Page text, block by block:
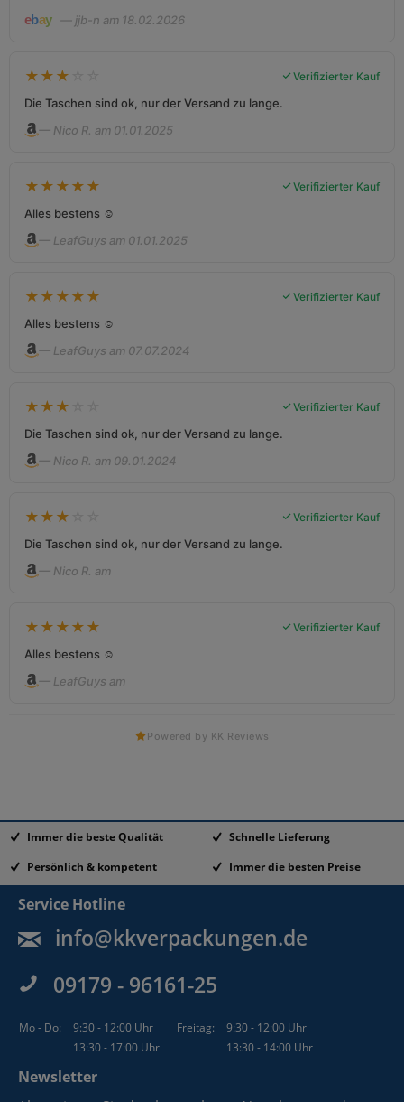
— jjb-n am 18.02.2026
★ ★ ★ Verifizierter Kauf
Die Taschen sind ok, nur der Versand zu lange.
— Nico R. am 01.01.2025
★ ★ ★ ★ ★ Verifizierter Kauf
Alles bestens ☺️
— LeafGuys am 01.01.2025
★ ★ ★ ★ ★ Verifizierter Kauf
Alles bestens ☺️
— LeafGuys am 07.07.2024
★ ★ ★ Verifizierter Kauf
Die Taschen sind ok, nur der Versand zu lange.
— Nico R. am 09.01.2024
★ ★ ★ Verifizierter Kauf
Die Taschen sind ok, nur der Versand zu lange.
— Nico R. am
★ ★ ★ ★ ★ Verifizierter Kauf
Alles bestens ☺️
— LeafGuys am
Powered by KK Reviews
Immer die beste Qualität
Schnelle Lieferung
Persönlich & kompetent
Immer die besten Preise
Service Hotline
info@kkverpackungen.de
09179 - 96161-25
Mo - Do: 9:30 - 12:00 Uhr Freitag:
9:30 - 12:00 Uhr
13:30 - 17:00 Uhr
13:30 - 14:00 Uhr
Newsletter